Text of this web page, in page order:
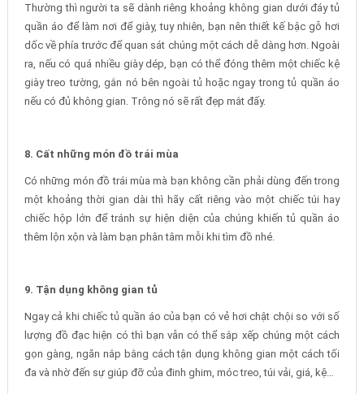
Thường thì người ta sẽ dành riêng khoảng không gian dưới đáy tủ
quần áo để làm nơi để giày, tuy nhiên, bạn nên thiết kế bậc gỗ hơi
dốc về phía trước để quan sát chúng một cách dễ dàng hơn. Ngoài
ra, nếu có quá nhiều giày dép, bạn có thể đóng thêm một chiếc kệ
giày treo tường, gắn nó bên ngoài tủ hoặc ngay trong tủ quần áo
nếu có đủ không gian. Trông nó sẽ rất đẹp mắt đấy.
8. Cất những món đồ trái mùa
Có những món đồ trái mùa mà bạn không cần phải dùng đến trong
một khoảng thời gian dài thì hãy cất riêng vào một chiếc túi hay
chiếc hộp lớn để tránh sự hiện diện của chúng khiến tủ quần áo
thêm lộn xộn và làm bạn phân tâm mỗi khi tìm đồ nhé.
9. Tận dụng không gian tủ
Ngay cả khi chiếc tủ quần áo của bạn có vẻ hơi chật chội so với số
lượng đồ đạc hiện có thì bạn vẫn có thể sắp xếp chúng một cách
gọn gàng, ngăn nắp bằng cách tận dụng không gian một cách tối
đa và nhờ đến sự giúp đỡ của đinh ghim, móc treo, túi vải, giá, kệ…